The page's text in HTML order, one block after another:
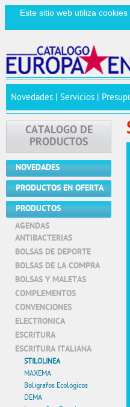
Este sitio web utiliza
Novedades Servicios
CATALOGO DE
PRODUCTOS
NOVEDADES
PRODUCTOS EN OFERTA
PRODUCTOS
AGENDAS
ANTIBACTERIAS
BOLSAS DE DEPORTE
BOLSAS DE LA COMPRA
BOLSAS Y MALETAS
COMPLEMENTOS
CONVENCIONES
ELECTRONICA
ESCRITURA
ESCRITURA ITALIANA
STILOLINEA
MAXEMA
Bolígrafos Ecológicos
DEMA